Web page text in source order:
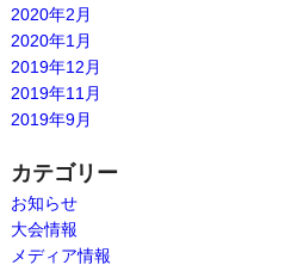
2020年2月
2020年1月
2019年12月
2019年11月
2019年9月
カテゴリー
お知らせ
大会情報
メディア情報